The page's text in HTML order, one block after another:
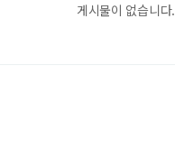
게시물이 없습니다.